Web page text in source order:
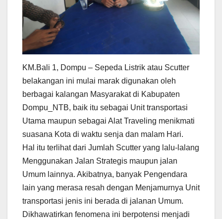
KM.Bali 1, Dompu – Sepeda Listrik atau Scutter
belakangan ini mulai marak digunakan oleh
berbagai kalangan Masyarakat di Kabupaten
Dompu_NTB, baik itu sebagai Unit transportasi
Utama maupun sebagai Alat Traveling menikmati
suasana Kota di waktu senja dan malam Hari.
Hal itu terlihat dari Jumlah Scutter yang lalu-lalang
Menggunakan Jalan Strategis maupun jalan
Umum lainnya. Akibatnya, banyak Pengendara
lain yang merasa resah dengan Menjamurnya Unit
transportasi jenis ini berada di jalanan Umum.
Dikhawatirkan fenomena ini berpotensi menjadi